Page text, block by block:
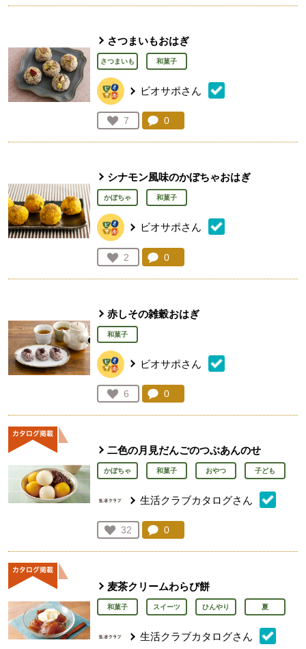
さつまいもおはぎ
さつまいも 和菓子
ビオサポさん
お気に入り登録：
7
人が登録
コメント：
0
シナモン風味のかぼちゃおはぎ
かぼちゃ 和菓子
ビオサポさん
お気に入り登録：
2
人が登録
コメント：
0
赤しその雑穀おはぎ
和菓子
ビオサポさん
お気に入り登録：
6
人が登録
コメント：
0
二色の月見だんごのつぶあんのせ
かぼちゃ 和菓子 おやつ 子ども
生活クラブカタログさん
お気に入り登録：
32
人が登録
コメント：
0
麦茶クリームわらび餅
和菓子 スイーツ ひんやり 夏
生活クラブカタログさん